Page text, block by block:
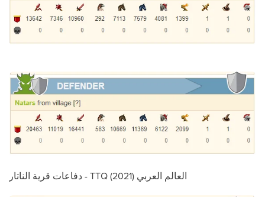
دفاعات قرية الناتار - TTQ العالم العربي (2021)